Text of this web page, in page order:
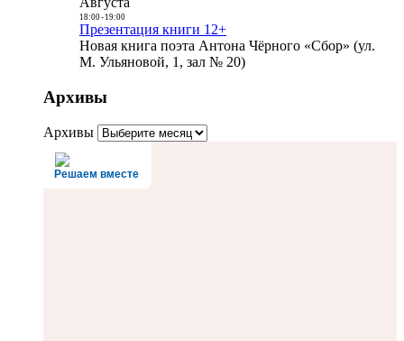
18:00- 19:00
Презентация книги 12+
Новая книга поэта Антона Чёрного «Сбор» (ул.
М. Ульяновой, 1, зал № 20)
Архивы
Архивы
Решаем вместе